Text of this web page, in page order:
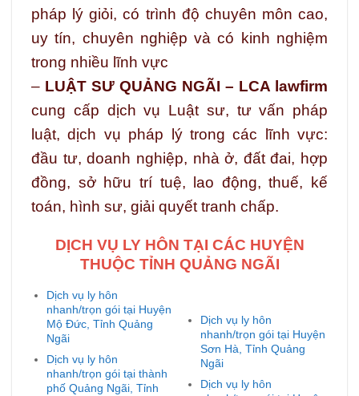
pháp lý giỏi, có trình độ chuyên môn cao,
uy tín, chuyên nghiệp và có kinh nghiệm
trong nhiều lĩnh vực
– LUẬT SƯ QUẢNG NGÃI – LCA lawfirm
cung cấp dịch vụ Luật sư, tư vấn pháp
luật, dịch vụ pháp lý trong các lĩnh vực:
đầu tư, doanh nghiệp, nhà ở, đất đai, hợp
đồng, sở hữu trí tuệ, lao động, thuế, kế
toán, hình sư, giải quyết tranh chấp.
DỊCH VỤ LY HÔN TẠI CÁC HUYỆN
THUỘC TỈNH QUẢNG NGÃI
Dịch vụ ly hôn
nhanh/trọn gói tại Huyện
Mộ Đức, Tỉnh Quảng
Ngãi
Dịch vụ ly hôn
nhanh/trọn gói tại thành
phố Quảng Ngãi, Tỉnh
Dịch vụ ly hôn
nhanh/trọn gói tại Huyện
Sơn Hà, Tỉnh Quảng
Ngãi
Dịch vụ ly hôn